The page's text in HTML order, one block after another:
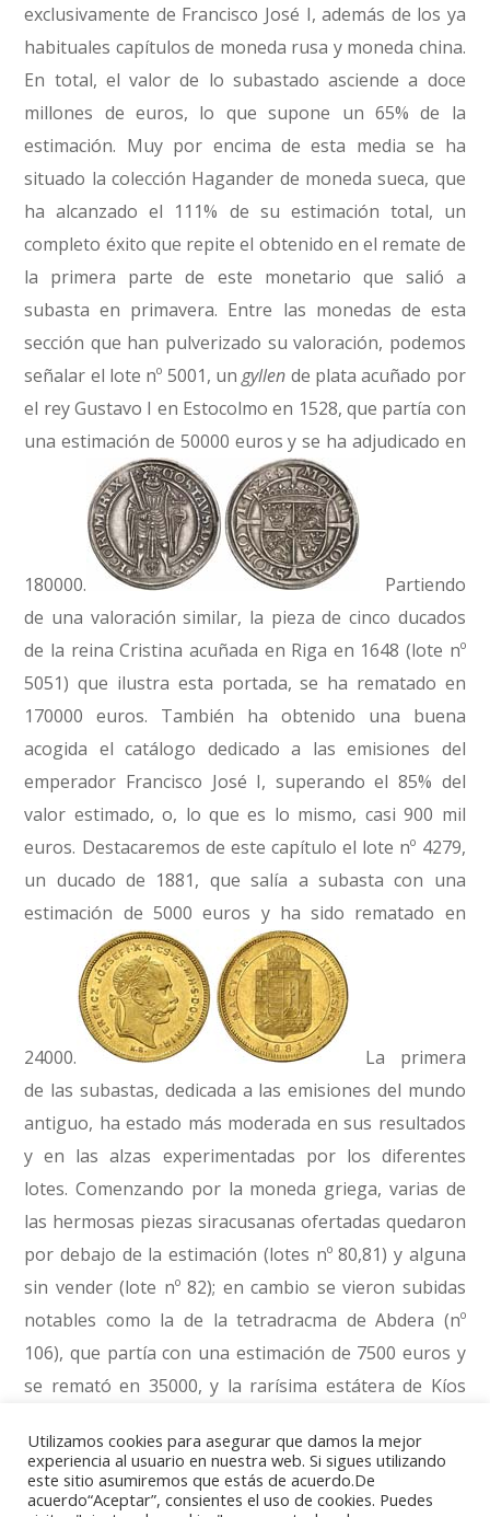
exclusivamente de Francisco José I, además de los ya
habituales capítulos de moneda rusa y moneda china.
En total, el valor de lo subastado asciende a doce
millones de euros, lo que supone un 65% de la
estimación. Muy por encima de esta media se ha
situado la colección Hagander de moneda sueca, que
ha alcanzado el 111% de su estimación total, un
completo éxito que repite el obtenido en el remate de
la primera parte de este monetario que salió a
subasta en primavera. Entre las monedas de esta
sección que han pulverizado su valoración, podemos
señalar el lote nº 5001, ungyllen de plata acuñado por
el rey Gustavo I en Estocolmo en 1528, que partía con
una estimación de 50000 euros y se ha adjudicado en
180000.
Partiendo
de una valoración similar, la pieza de cinco ducados
de la reina Cristina acuñada en Riga en 1648 (lote nº
5051) que ilustra esta portada, se ha rematado en
170000 euros. También ha obtenido una buena
acogida el catálogo dedicado a las emisiones del
emperador Francisco José I, superando el 85% del
valor estimado, o, lo que es lo mismo, casi 900 mil
euros. Destacaremos de este capítulo el lote nº 4279,
un ducado de 1881, que salía a subasta con una
estimación de 5000 euros y ha sido rematado en
24000.
La primera
de las subastas, dedicada a las emisiones del mundo
antiguo, ha estado más moderada en sus resultados
y en las alzas experimentadas por los diferentes
lotes. Comenzando por la moneda griega, varias de
las hermosas piezas siracusanas ofertadas quedaron
por debajo de la estimación (lotes nº 80,81) y alguna
sin vender (lote nº 82); en cambio se vieron subidas
notables como la de la tetradracma de Abdera (nº
106), que partía con una estimación de 7500 euros y
se remató en 35000, y la rarísima estátera de Kíos
mercado, que subió desde 15000 hasta unos nada
despreciables 65000 euros.
Utilizamos cookies para asegurar que damos la mejor
experiencia al usuario en nuestra web. Si sigues utilizando
este sitio asumiremos que estás de acuerdo.De
acuerdo“Aceptar”, consientes el uso de cookies. Puedes